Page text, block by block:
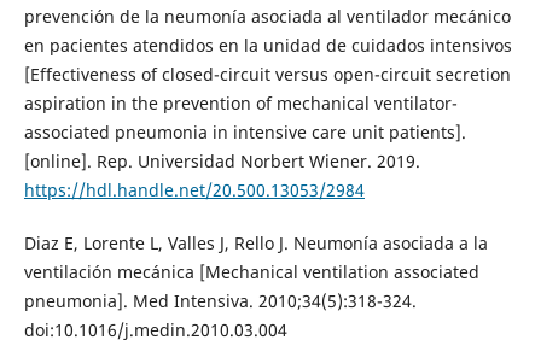
prevención de la neumonía asociada al ventilador mecánico
en pacientes atendidos en la unidad de cuidados intensivos
[Effectiveness of closed-circuit versus open-circuit secretion
aspiration in the prevention of mechanical ventilator-
associated pneumonia in intensive care unit patients].
[online]. Rep. Universidad Norbert Wiener. 2019.
https://hdl.handle.net/20.500.13053/2984
Diaz E, Lorente L, Valles J, Rello J. Neumonía asociada a la
ventilación mecánica [Mechanical ventilation associated
pneumonia]. Med Intensiva. 2010;34(5):318-324.
doi:10.1016/j.medin.2010.03.004